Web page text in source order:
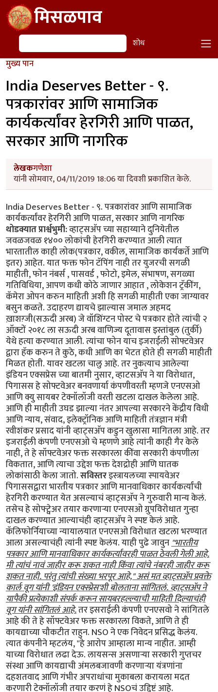
Skip to main contentमिसळपाव
शोध शोध
मुख्य पान
India Deserves Better - ९.
पत्रकारांवर आणि सामाजिक
कार्यकर्त्यांवर हेरगिरी आणि पाळत,
सरकार आणि नागरिक
लेखकगणेशा
यांनी सोमवार, 04/11/2019 18:06 या दिवशी प्रकाशित केले.
India Deserves Better - ९. पत्रकारांवर आणि सामाजिक
कार्यकर्त्यांवर हेरगिरी आणि पाळत, सरकार आणि नागरिक
थोडक्यात प्रार्श्वभुमी:व्हाट्सअ‍ॅप च्या सहाय्याने दुनियेतील
जवळजवळ १४०० लोकांची हेरगिरी करण्यात आली त्यात
भारतातील काही लोक(पत्रकार, वकील, सामाजिक कार्यकर्ते आणि
इतर) आहेत. यात फक्त फोन टॅपिंग नाही तर युजरची सगळी
माहीती, फोन नंबर्स , पासवर्ड , फोटो, इमेल, संभाषण, सगळ्या
गतिविधिया, आपण कधी कोठे जाणार आहात , लोकेशन ट्रॅकींग,
कॅमेरा ओपन करुन माहिती अशी हि सगळी माहीती एका जाग्यावर
बसुन कळते. उदाहरण द्यायचे झाल्यास जमाल अहमद
ख़ाशग़्जी(सऊदी अरब) जे वॉशिंग्टन पोस्ट चे पत्रकार होते त्यांची २
ऑक्टों २०१८ ला सऊदी अरब वाणिज्य दूतावास इस्तांबुल (तुर्की)
येथे हत्या करण्यात आली. त्यांचा फोन याच इजराईली सोफ्टवेअर
द्वारा हॅक करुन ते कुठे, कधी आणि का भेटत होते ही सगळी माहीती
मिळत होती. यावर खटला चालु आहे. तर नुकत्याच आलेल्या
इंडियन एक्सप्रेस च्या बातमी नुसार, व्हाटसअ‍ॅप ने या विरोधात,
पिगासस हे सोफ्टवेअर बनवणार्या कंपणीवरती म्हणजे एनएसओ
आणि क्यु सायबर टेक्नॉलॉजी वरती खटला दाखल केलेला आहे.
आणि ही माहीती उघड झाल्या नंतर आपल्या सरकारने केंद्रीय विधी
आणि न्याय, संवाद, इलेक्ट्रॉनिक आणि माहिती तंत्रज्ञान मंत्री
रवीशंकर प्रसाद यांनी व्हाट्सअ‍ॅप कडुन खुलासा मागितला आहे. तर
इजराईली कंपणी एनएसओ चे म्हणणे आहे त्यांनी काही गैर केले
नाही, ते हे सॉफ्टवेअर फक्त सरकारला कींवा सरकारी कंपणीला
विकतात, आणि त्याचा उद्देश फक्त देशद्रोही आणि घातक
लोकांसाठी केला जातो.सविस्तरइस्त्रायलच्या स्पायवेअर
पिगाससद्वारा भारतीय पत्रकार आणि मानवाधिकार कार्यकर्त्यांची
हेरगिरी करण्यात येत असल्याचं व्हाट्सअ‍ॅप ने गुरुवारी मान्य केलं.
तसेच हे सोफ्ट्वेअर तयार करणाऱ्या एनएसओ ग्रुपविरोधात गुन्हा
दाखल करण्यात आल्याचंही व्हाट्सअ‍ॅप ने स्पष्ट केलं आहे.
कॅलिफोर्नियाच्या न्यायालयात एनएसओ विरोधात खटला भरण्यात
आला असल्याचंही त्यांनी स्पष्ट केलंय. याही पुढे जावुन"भारतीय
पत्रकार आणि मानवाधिकार कार्यकर्त्यांवरही पाळत ठेवली गेली आहे.
मी त्यांचं नावं जाहीर करू शकत नाही किंवा त्यांचे नंबरही जाहीर करू
शकत नाही. परंतु त्यांची संख्या भरपूर आहे," असं मत व्हाट्सअ‍ॅप प्रवक्ते
कार्ल वूग यांनी 'इंडियन एक्स्प्रेस'शी बोलताना सांगितलं. व्हाट्सअ‍ॅप ने
यापैकी प्रत्येकाशी संपर्क करून सायबरहल्ल्याची माहिती दिल्याचंही
वूग यांनी सांगितलं आहे.तर इसराईली कंपणी एनएसवो ने सांगितले
आहे की ते हे सॉफ्टवेअर फक्त सरकारला विकते, आणि ते ही
कायद्याच्या चौकटीत राहुन. NSO ने एक निवेदन प्रसिद्ध केलंय.
त्यात कंपनीने म्हटलंय, "हे आरोप आम्हाला मान्य नाहीत. आम्ही
याच्या विरोधात लढा देऊ. लायसन्स असणाऱ्या सरकारी गुप्तचर
संस्था आणि कायद्याची अंमलबजावणी करणाऱ्या यंत्रणांना
दहशतवाद आणि गंभीर अपराधांचा मुकाबला करायला मदत
करणारी टेक्नॉलॉजी तयार करणं हे NSOचं उद्दिष्टं आहे.